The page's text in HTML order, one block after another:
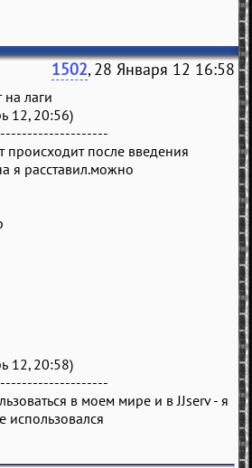
1502, 28 Января 12 16:58
на лаги
12, 20:56)
происходит после введения
я расставил.можно
12, 20:58)
в моем мире и в JJserv - я
использовался